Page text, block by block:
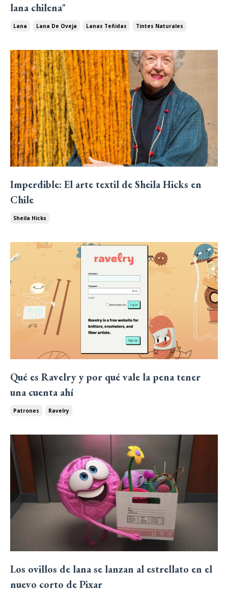
lana chilena"
Lana Lana De Oveja Lanas Teñidas Tintes Naturales
Imperdible: El arte textil de Sheila Hicks en
Chile
Sheila Hicks
Qué es Ravelry y por qué vale la pena tener
una cuenta ahí
Patrones Ravelry
Los ovillos de lana se lanzan al estrellato en el
nuevo corto de Pixar